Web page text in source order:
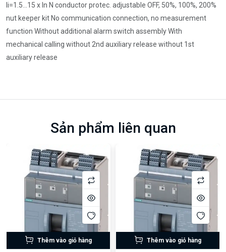
Ii=1.5...15 x In N conductor protec. adjustable OFF, 50%, 100%, 200%
nut keeper kit No communication connection, no measurement
function Without additional alarm switch assembly With
mechanical calling without 2nd auxiliary release without 1st
auxiliary release
Sản phẩm liên quan
Thêm vào giỏ hàng Thêm vào giỏ hàng